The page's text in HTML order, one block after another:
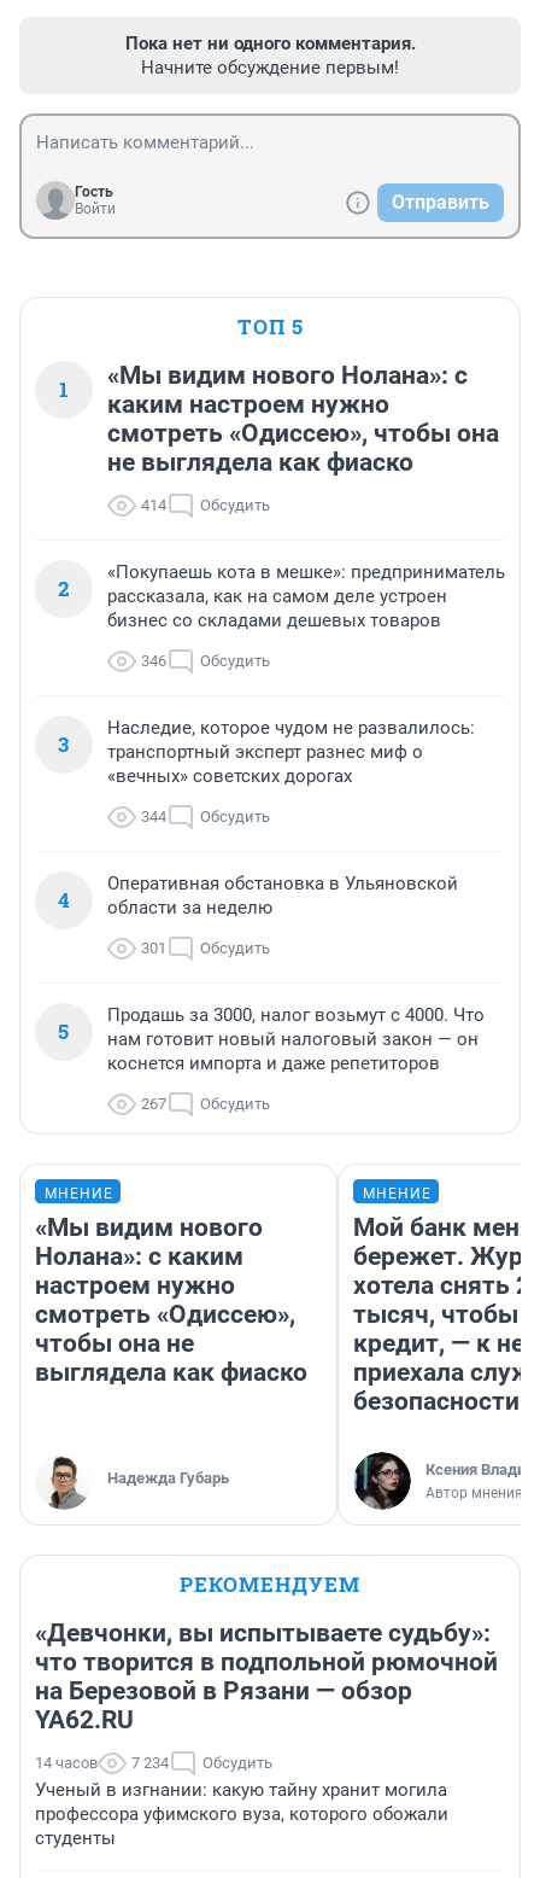
Пока нет ни одного комментария.
Начните обсуждение первым!
Гость
Войти
Отправить
ТОП 5
1
«Мы видим нового Нолана»: с
каким настроем нужно
смотреть «Одиссею», чтобы она
не выглядела как фиаско
414 Обсудить
2
«Покупаешь кота в мешке»: предприниматель
рассказала, как на самом деле устроен
бизнес со складами дешевых товаров
346 Обсудить
3
Наследие, которое чудом не развалилось:
транспортный эксперт разнес миф о
«вечных» советских дорогах
344 Обсудить
4
Оперативная обстановка в Ульяновской
области за неделю
301 Обсудить
5
Продашь за 3000, налог возьмут с 4000. Что
нам готовит новый налоговый закон — он
коснется импорта и даже репетиторов
267 Обсудить
МНЕНИЕ
«Мы видим нового
Нолана»: с каким
настроем нужно
смотреть «Одиссею»,
чтобы она не
выглядела как фиаско
Надежда Губарь
МНЕНИЕ
Мой банк меня
бережет.
хотела снять
тысяч, чтобы
кредит, — к
приехала
безопасности
Ксения
Автор мнения
РЕКОМЕНДУЕМ
«Девчонки, вы испытываете судьбу»:
что творится в подпольной рюмочной
на Березовой в Рязани — обзор
YA62.RU
14 часов 7 234 Обсудить
Ученый в изгнании: какую тайну хранит могила
профессора уфимского вуза, которого обожали
студенты